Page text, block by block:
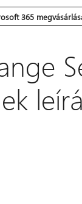
365